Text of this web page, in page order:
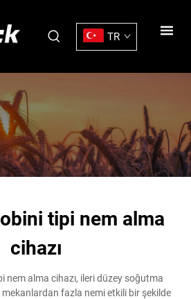
TR
tipi nem alma
cihazı
nem alma cihazı, ileri düzey soğutma
fazla nemi etkili bir şekilde